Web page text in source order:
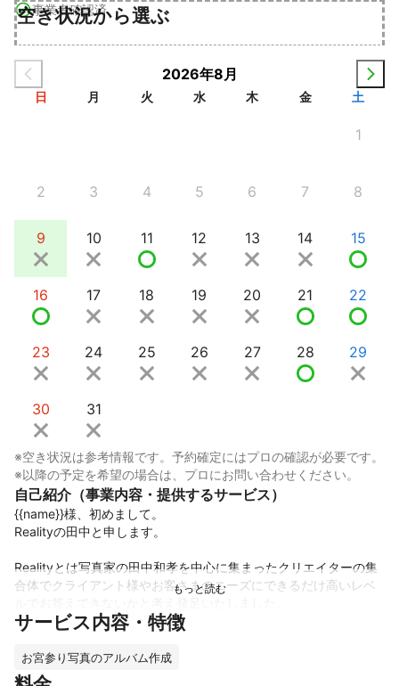
事業者確認済
空き状況から選ぶ
2026年8月
日 月 火 水 木 金 土
1
2 3 4 5 6 7 8
9 10 11 12 13 14 15
16 17 18 19 20 21 22
23 24 25 26 27 28 29
30 31
※空き状況は参考情報です。予約確定にはプロの確認が必要です。
※以降の予定を希望の場合は、プロにお問い合わせください。
自己紹介（事業内容・提供するサービス）
{{name}}様、初めまして。
Realityの田中と申します。
Realityとは写真家の田中和孝を中心に集まったクリエイターの集
合体でクライアント様やお客さまのニーズにできるだけ高いレベ
またクリエイターが集まることにより多くの情報や意見を交わし
Realityではまずはお客さまのニーズをヒアリングし本当に必要と
サービス内容・特徴
お宮参り写真のアルバム作成